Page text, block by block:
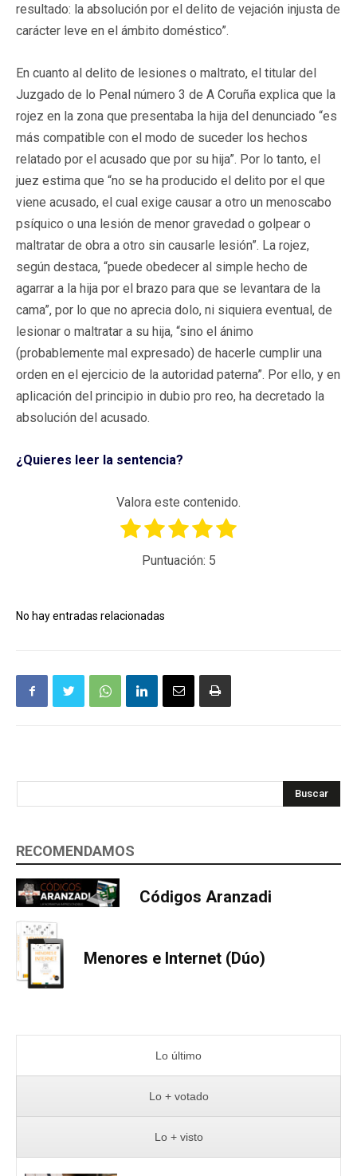
resultado: la absolución por el delito de vejación injusta de
carácter leve en el ámbito doméstico”.
En cuanto al delito de lesiones o maltrato, el titular del
Juzgado de lo Penal número 3 de A Coruña explica que la
rojez en la zona que presentaba la hija del denunciado “es
más compatible con el modo de suceder los hechos
relatado por el acusado que por su hija”. Por lo tanto, el
juez estima que “no se ha producido el delito por el que
viene acusado, el cual exige causar a otro un menoscabo
psíquico o una lesión de menor gravedad o golpear o
maltratar de obra a otro sin causarle lesión”. La rojez,
según destaca, “puede obedecer al simple hecho de
agarrar a la hija por el brazo para que se levantara de la
cama”, por lo que no aprecia dolo, ni siquiera eventual, de
lesionar o maltratar a su hija, “sino el ánimo
(probablemente mal expresado) de hacerle cumplir una
orden en el ejercicio de la autoridad paterna”. Por ello, y en
aplicación del principio in dubio pro reo, ha decretado la
absolución del acusado.
¿Quieres leer la sentencia?
Valora este contenido.
Puntuación: 5
No hay entradas relacionadas
Buscar
RECOMENDAMOS
Códigos Aranzadi
Menores e Internet (Dúo)
Lo último
Lo + votado
Lo + visto